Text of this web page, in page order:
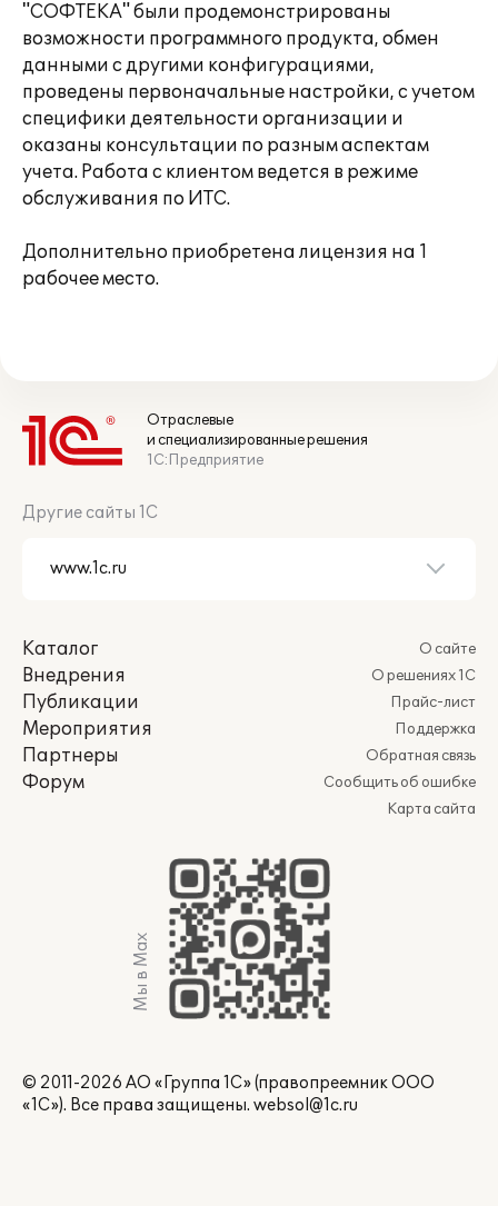
"СОФТЕКА" были продемонстрированы
возможности программного продукта, обмен
данными с другими конфигурациями,
проведены первоначальные настройки, с учетом
специфики деятельности организации и
оказаны консультации по разным аспектам
учета. Работа с клиентом ведется в режиме
обслуживания по ИТС.
Дополнительно приобретена лицензия на 1
рабочее место.
Отраслевые
и специализированные решения
1С:Предприятие
Другие сайты 1С
Каталог
Внедрения
Публикации
Мероприятия
Партнеры
Форум
О сайте
О решениях 1С
Прайс-лист
Поддержка
Обратная связь
Сообщить об ошибке
Карта сайта
Мы в Max
© 2011-2026 АО «Группа 1С» (правопреемник ООО
«1С»). Все права защищены. websol@1c.ru